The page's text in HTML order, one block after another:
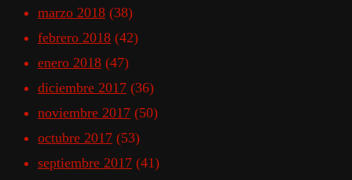
marzo 2018 (38)
febrero 2018 (42)
enero 2018 (47)
diciembre 2017 (36)
noviembre 2017 (50)
octubre 2017 (53)
septiembre 2017 (41)